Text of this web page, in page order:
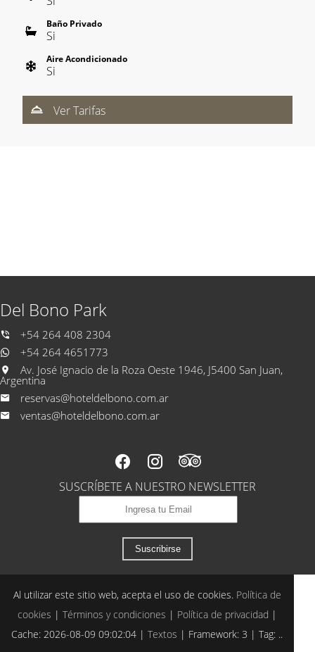
Baño Privado
Si
Aire Acondicionado
Si
Ver Tarifas
Del Bono Park
+54 264 408 2304
+54 264 4651773
Av. José Ignacio de la Roza Oeste 1946, J5400 San Juan,
Argentina
reservas@hoteldelbono.com.ar
ventas@hoteldelbono.com.ar
SUSCRÍBETE A NUESTRO NEWSLETTER
Suscribirse
Al utilizar este sitio web, acepta el uso de cookies. Política de
cookies | Términos y condiciones | Política de privacidad |
Cache: 2026-08-09 09:02:04 | Textos | Framework: 3 | Tag: ..